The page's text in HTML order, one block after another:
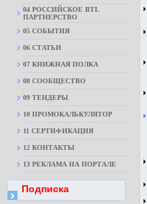
04 РОССИЙСКОЕ BTL
ПАРТНЕРСТВО
05 СОБЫТИЯ
06 СТАТЬИ
07 КНИЖНАЯ ПОЛКА
08 CООБЩЕСТВО
09 ТЕНДЕРЫ
10 ПРОМОКАЛЬКУЛЯТОР
11 СЕРТИФИКАЦИЯ
12 КОНТАКТЫ
13 РЕКЛАМА НА ПОРТАЛЕ
Подписка